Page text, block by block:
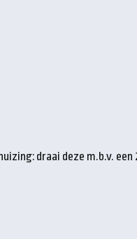
draai deze m.b.v.